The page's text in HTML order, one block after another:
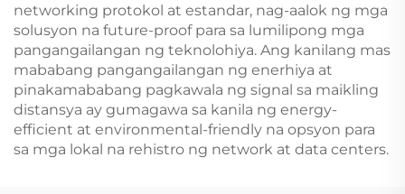
networking protokol at estandar, nag-aalok ng mga
solusyon na future-proof para sa lumilipong mga
pangangailangan ng teknolohiya. Ang kanilang mas
mababang pangangailangan ng enerhiya at
pinakamababang pagkawala ng signal sa maikling
distansya ay gumagawa sa kanila ng energy-
efficient at environmental-friendly na opsyon para
sa mga lokal na rehistro ng network at data centers.